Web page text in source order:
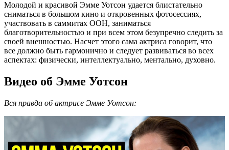
Молодой и красивой Эмме Уотсон удается блистательно
сниматься в большом кино и откровенных фотосессиях,
участвовать в саммитах ООН, заниматься
благотворительностью и при всем этом безупречно следить за
своей внешностью. Насчет этого сама актриса говорит, что
все должно быть гармонично и следует развиваться во всех
аспектах: физически, интеллектуально, ментально, духовно.
Видео об Эмме Уотсон
Вся правда об актрисе Эмме Уотсон: